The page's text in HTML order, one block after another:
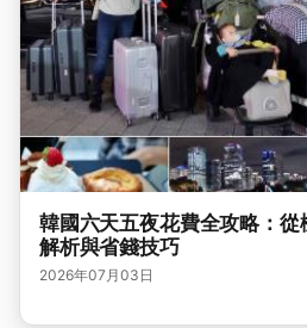
韓國六天五夜花費全攻略：
解析與省錢技巧
2026年07月03日